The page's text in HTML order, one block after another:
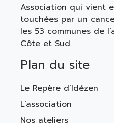
Association qui vient
touchées par un
les 53 communes de
Côte et Sud.
Plan du site
Le Repère d’Idézen
L’association
Nos ateliers